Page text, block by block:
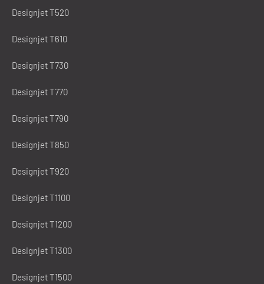
Designjet T520
Designjet T610
Designjet T730
Designjet T770
Designjet T790
Designjet T850
Designjet T920
Designjet T1100
Designjet T1200
Designjet T1300
Designjet T1500